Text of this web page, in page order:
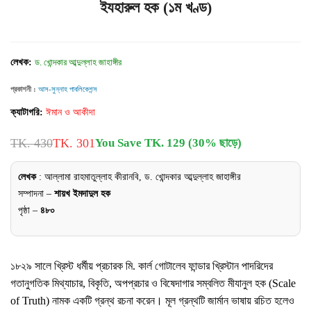
ইযহারুল হক (১ম খণ্ড)
লেখক: ড. খোন্দকার আব্দুল্লাহ জাহাঙ্গীর
প্রকাশনী : আস-সুন্নাহ পাবলিকেশন্স
ক্যাটাগরি: ঈমান ও আকীদা
TK. 430TK. 301You Save TK. 129 (30% ছাড়ে)
লেখক: আল্লামা রাহমাতুল্লাহ কীরানবি, ড. খোন্দকার আব্দুল্লাহ জাহাঙ্গীর
সম্পাদনা – শায়খ ইমদাদুল হক
পৃষ্ঠা – ৪৮০
১৮২৯ সালে খ্রিস্ট ধর্মীয় প্রচারক মি. কার্ল গােটালেব ফান্ডার খ্রিস্টান পাদরিদের
গতানুগতিক মিথ্যাচার, বিকৃতি, অপপ্রচার ও বিষেদাগার সম্বলিত মীযানুল হক (Scale
of Truth) নামক একটি গ্রন্থ রচনা করেন। মূল গ্রন্থটি জার্মান ভাষায় রচিত হলেও